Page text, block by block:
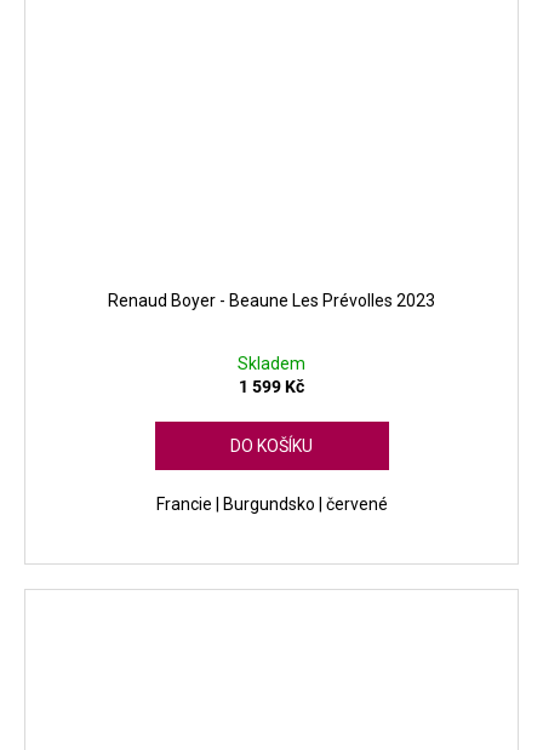
Renaud Boyer - Beaune Les Prévolles 2023
Skladem
1 599 Kč
DO KOŠÍKU
Francie | Burgundsko | červené